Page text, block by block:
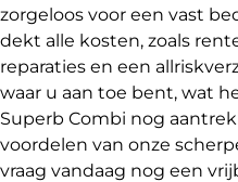
zorgeloos voor een vast
dekt alle kosten, zoals
reparaties en een
waar u aan toe bent, wat
Superb Combi nog
voordelen van onze
vraag vandaag nog een